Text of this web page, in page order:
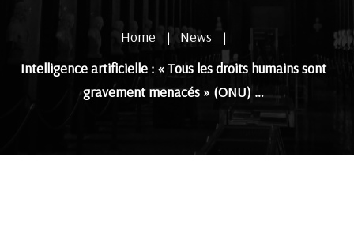
Home | News |
Intelligence artificielle : « Tous les droits humains sont
gravement menacés » (ONU) …